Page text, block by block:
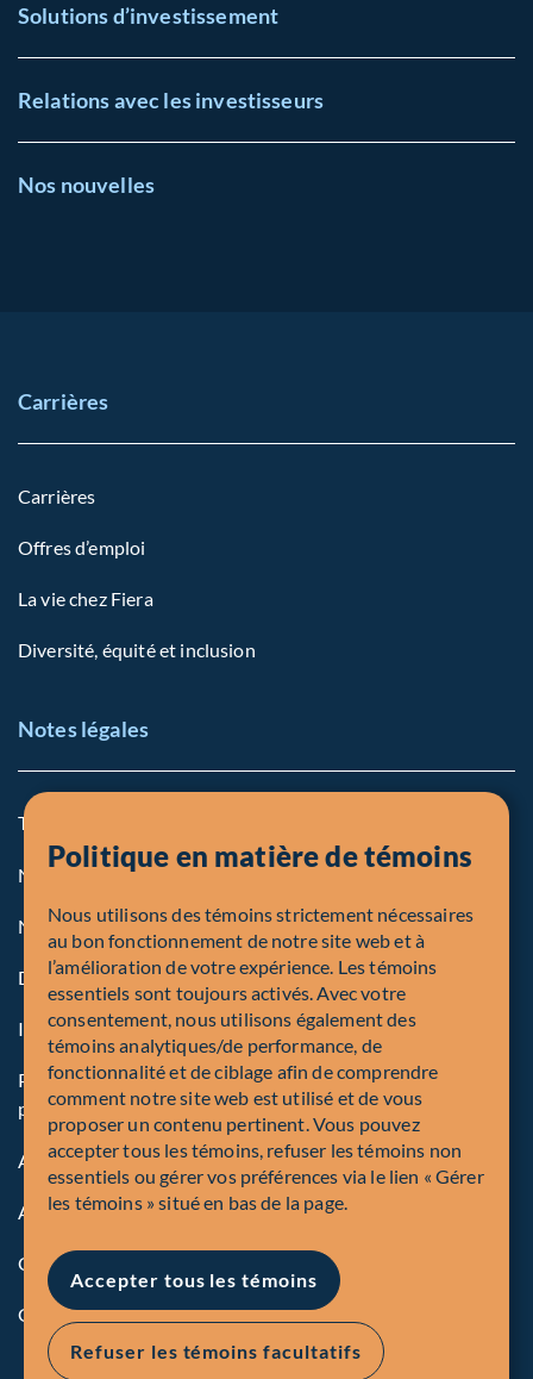
Solutions d’investissement
Relations avec les investisseurs
Nos nouvelles
Carrières
Carrières
Offres d’emploi
La vie chez Fiera
Diversité, équité et inclusion
Notes légales
Termes et conditions
Notre politique sur les témoins
Note légale aux personnes des États-Unis
Dénonciation
Inscriptions et autorités
Politique mondiale sur la protection des renseignements
personnels de Corporation Fiera Capital
Accessibilité
Avis de sécurité
Conformité
Gérer les témions
Politique en matière de témoins
Nous utilisons des témoins strictement nécessaires
au bon fonctionnement de notre site web et à
l’amélioration de votre expérience. Les témoins
essentiels sont toujours activés. Avec votre
consentement, nous utilisons également des
témoins analytiques/de performance, de
fonctionnalité et de ciblage afin de comprendre
comment notre site web est utilisé et de vous
proposer un contenu pertinent. Vous pouvez
accepter tous les témoins, refuser les témoins non
essentiels ou gérer vos préférences via le lien « Gérer
les témoins » situé en bas de la page.
Accepter tous les témoins
Refuser les témoins facultatifs